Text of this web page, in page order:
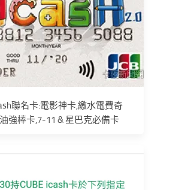
聯名卡:電影神卡,繳水電費奇
強棒卡,7-11 & 星巴克必備卡